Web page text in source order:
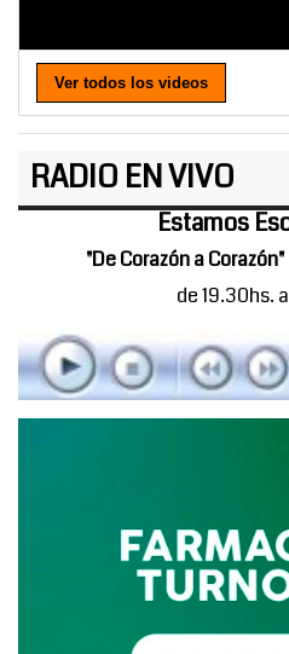
Ver todos los videos
RADIO EN VIVO
Estamos
"De Corazón a
de 19.30hs.